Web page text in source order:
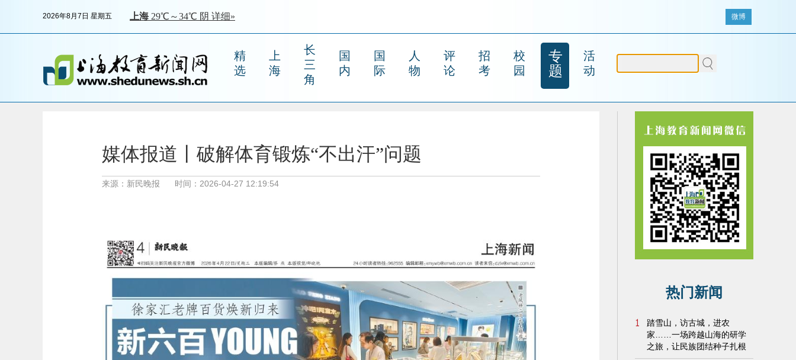
2026年8月7日 星期五 微博
精
选
上
海
长
三
角
国
内
国
际
人
物
评
论
招
考
校
园
专
题
活
动
媒体报道丨破解体育锻炼“不出汗”问题
来源：新民晚报 时间：2026-04-27 12:19:54